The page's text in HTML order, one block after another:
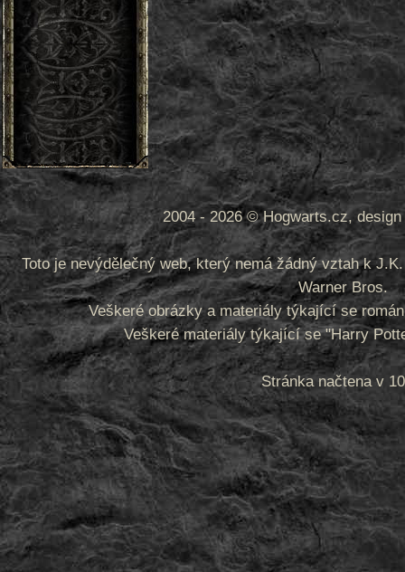
2004 - 2026 © Hogwarts.cz,
Toto je nevýdělečný web, který nemá žádný vztah k
Warner Bros.
Veškeré obrázky a materiály týkající se
Veškeré materiály týkající se "Harry
Stránka načtena v